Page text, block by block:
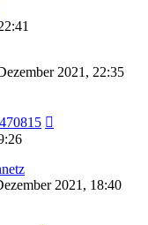
2021, 22:35
2021, 18:40